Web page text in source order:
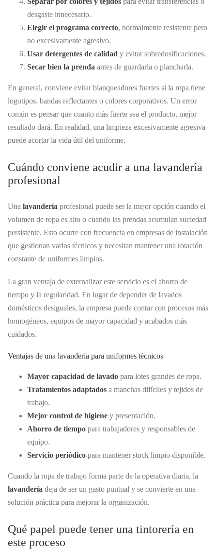
desgaste innecesario.
Elegir el programa correcto, normalmente resistente pero
no excesivamente agresivo.
Usar detergentes de calidad y evitar sobredosificaciones.
Secar bien la prenda antes de guardarla o plancharla.
En general, conviene evitar blanqueadores fuertes si la ropa tiene
logotipos, bandas reflectantes o colores corporativos. Un error
común es pensar que cuanto más fuerte sea el producto, mejor
resultado dará. En realidad, una limpieza excesivamente agresiva
puede acortar la vida útil del uniforme.
Cuándo conviene acudir a una lavandería
profesional
Una lavandería profesional puede ser la mejor opción cuando el
volumen de ropa es alto o cuando las prendas acumulan suciedad
persistente. Esto ocurre con frecuencia en empresas de instalación
que gestionan varios técnicos y necesitan mantener una rotación
constante de uniformes limpios.
La gran ventaja de externalizar este servicio es el ahorro de
tiempo y la regularidad. En lugar de depender de lavados
domésticos desiguales, la empresa puede contar con procesos más
homogéneos, equipos de mayor capacidad y acabados más
cuidados.
Ventajas de una lavandería para uniformes técnicos
Mayor capacidad de lavado para lotes grandes de ropa.
Tratamientos adaptados a manchas difíciles y tejidos de
trabajo.
Mejor control de higiene y presentación.
Ahorro de tiempo para trabajadores y responsables de
equipo.
Servicio periódico para mantener stock limpio disponible.
Cuando la ropa de trabajo forma parte de la operativa diaria, la
lavandería deja de ser un gasto puntual y se convierte en una
solución práctica para mejorar la organización.
Qué papel puede tener una tintorería en
este proceso